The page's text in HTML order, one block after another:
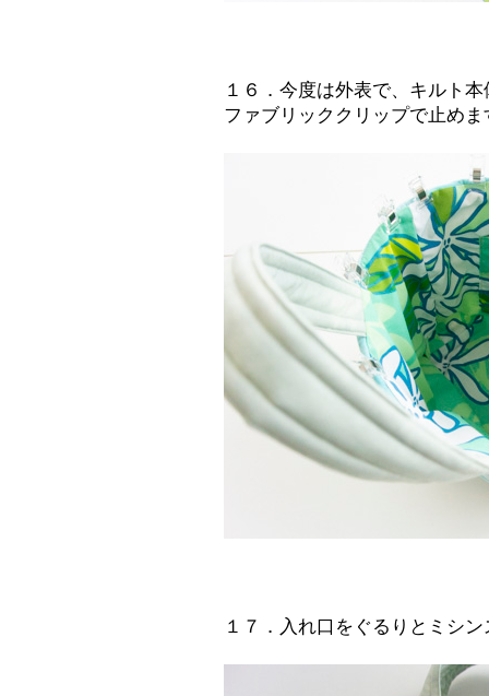
１６．今度は外表で、キルト
ファブリッククリップで止めま
１７．入れ口をぐるりとミシ